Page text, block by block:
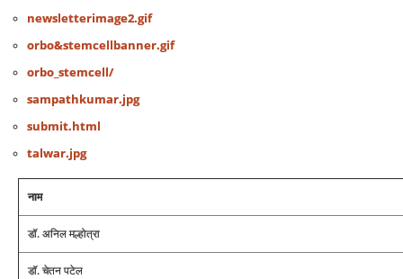
newsletterimage2.gif
orbo&stemcellbanner.gif
orbo_stemcell/
sampathkumar.jpg
submit.html
talwar.jpg
नाम
डॉ. अनिल मल्होत्रा
डॉ. चेतन पटेल